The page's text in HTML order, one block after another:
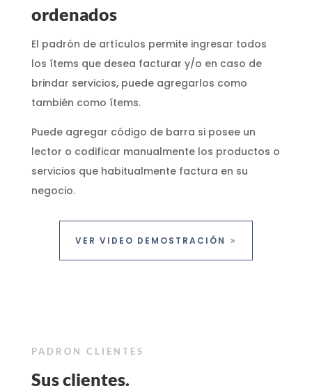
ordenados
El padrón de artículos permite ingresar todos
los ítems que desea facturar y/o en caso de
brindar servicios, puede agregarlos como
también como ítems.
Puede agregar código de barra si posee un
lector o codificar manualmente los productos o
servicios que habitualmente factura en su
negocio.
VER VIDEO DEMOSTRACIÓN
PADRON CLIENTES
Sus clientes.